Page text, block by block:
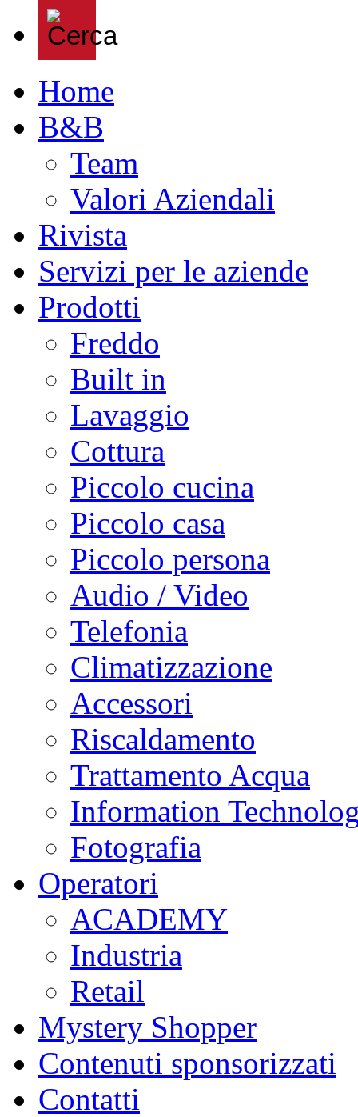
Home
B&B
Team
Valori Aziendali
Rivista
Servizi per le aziende
Prodotti
Freddo
Built in
Lavaggio
Cottura
Piccolo cucina
Piccolo casa
Piccolo persona
Audio / Video
Telefonia
Climatizzazione
Accessori
Riscaldamento
Trattamento Acqua
Information
Fotografia
Operatori
ACADEMY
Industria
Retail
Mystery Shopper
Contenuti sponsorizzati
Contatti